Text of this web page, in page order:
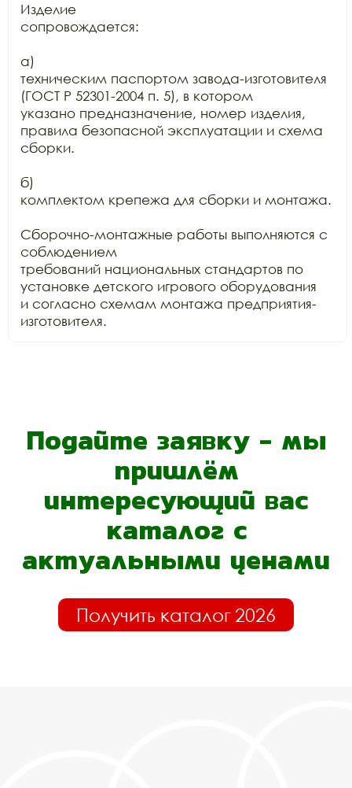
Изделие
сопровождается:
а)
техническим паспортом завода-изготовителя
(ГОСТ Р 52301-2004 п. 5), в котором
указано предназначение, номер изделия,
правила безопасной эксплуатации и схема
сборки.
б)
комплектом крепежа для сборки и монтажа.
Сборочно-монтажные работы выполняются с
соблюдением
требований национальных стандартов по
установке детского игрового оборудования
и согласно схемам монтажа предприятия-
изготовителя.
Подайте заявку - мы
пришлём
интересующий вас
каталог с
актуальными ценами
Получить каталог 2026